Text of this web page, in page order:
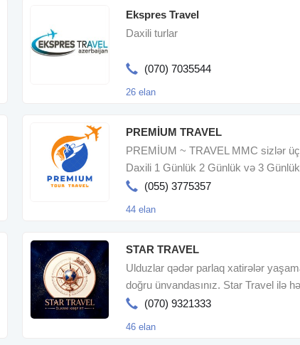
Ekspres Travel
Daxili turlar
(070) 7035544
26 elan
PREMİUM TRAVEL
PREMİUM ~ TRAVEL MMC sizlər
Daxili 1 Günlük 2 Günlük və 3
və Qurup Turlari
(055) 3775357
44 elan
STAR TRAVEL
Ulduzlar qədər parlaq xatirələr
doğru ünvandasınız. Star Travel ilə
keyfiyyə(070) 9321333
46 elan